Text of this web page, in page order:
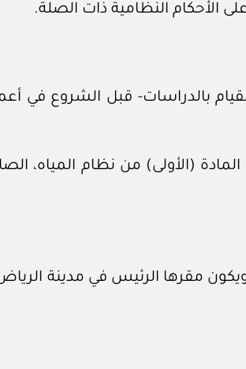
الأحكام النظامية ذات الصلة.
بالدراسات- قبل الشروع في
(الأولى) من نظام المياه،
ويكون مقرها الرئيس في مدينة